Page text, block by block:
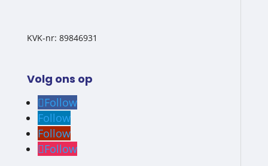
KVK-nr: 89846931
Volg ons op
Follow
Follow
Follow
Follow